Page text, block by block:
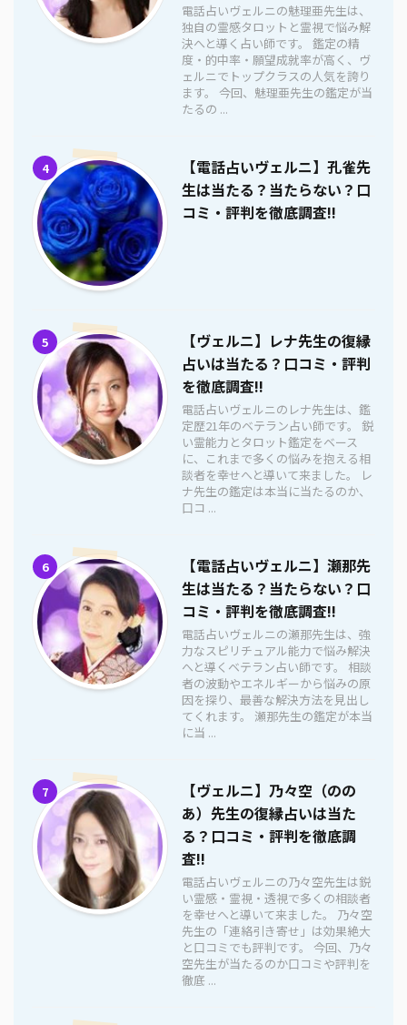
電話占いヴェルニの魅理亜先生は、
独自の霊感タロットと霊視で悩み解
決へと導く占い師です。 鑑定の精
度・的中率・願望成就率が高く、ヴ
ェルニでトップクラスの人気を誇り
ます。 今回、魅理亜先生の鑑定が当
たるの ...
4
【電話占いヴェルニ】孔雀先
生は当たる？当たらない？口
コミ・評判を徹底調査!!
5
【ヴェルニ】レナ先生の復縁
占いは当たる？口コミ・評判
を徹底調査!!
電話占いヴェルニのレナ先生は、鑑
定歴21年のベテラン占い師です。 鋭
い霊能力とタロット鑑定をベース
に、これまで多くの悩みを抱える相
談者を幸せへと導いて来ました。 レ
ナ先生の鑑定は本当に当たるのか、
口コ ...
6
【電話占いヴェルニ】瀬那先
生は当たる？当たらない？口
コミ・評判を徹底調査!!
電話占いヴェルニの瀬那先生は、強
力なスピリチュアル能力で悩み解決
へと導くベテラン占い師です。 相談
者の波動やエネルギーから悩みの原
因を探り、最善な解決方法を見出し
てくれます。 瀬那先生の鑑定が本当
に当 ...
7
【ヴェルニ】乃々空（のの
あ）先生の復縁占いは当た
る？口コミ・評判を徹底調
査!!
電話占いヴェルニの乃々空先生は鋭
い霊感・霊視・透視で多くの相談者
を幸せへと導いて来ました。 乃々空
先生の「連絡引き寄せ」は効果絶大
と口コミでも評判です。 今回、乃々
空先生が当たるのか口コミや評判を
徹底 ...